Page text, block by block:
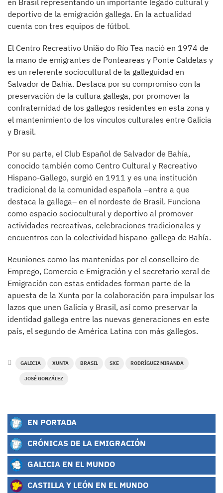
en Brasil representando un importante legado cultural y
deportivo de la emigración gallega. En la actualidad
cuenta con tres equipos de fútbol.
El Centro Recreativo União do Río Tea nació en 1974 de
la mano de emigrantes de Ponteareas y Ponte Caldelas y
es un referente sociocultural de la galleguidad en
Salvador de Bahía. Destaca por su compromiso con la
preservación de la cultura gallega, por promover la
confraternidad de los gallegos residentes en esta zona y
el mantenimiento de los vínculos culturales entre Galicia
y Brasil.
Por su parte, el Club Español de Salvador de Bahía,
conocido también como Centro Cultural y Recreativo
Hispano-Gallego, surgió en 1911 y es una institución
tradicional de la comunidad española –entre a que
destaca la gallega– en el nordeste de Brasil. Funciona
como espacio sociocultural y deportivo al promover
actividades recreativas, celebraciones tradicionales y
encuentros con la colectividad hispano-gallega de Bahía.
Reuniones como las mantenidas por el conselleiro de
Emprego, Comercio e Emigración y el secretario xeral de
Emigración con estas entidades forman parte de la
apuesta de la Xunta por la colaboración para impulsar los
lazos que unen Galicia y Brasil, así como preservar la
identidad gallega entre las nuevas generaciones en este
país, el segundo de América Latina con más gallegos.
GALICIA XUNTA BRASIL SXE RODRÍGUEZ MIRANDA
JOSÉ GONZÁLEZ
EN PORTADA
CRÓNICAS DE LA EMIGRACIÓN
GALICIA EN EL MUNDO
CASTILLA Y LEÓN EN EL MUNDO